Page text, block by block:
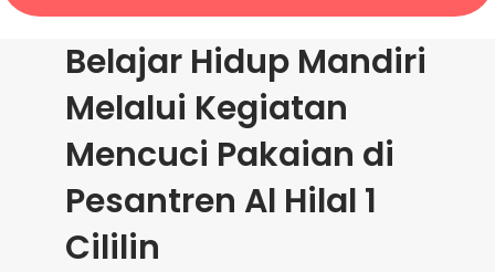
Belajar Hidup Mandiri
Melalui Kegiatan
Mencuci Pakaian di
Pesantren Al Hilal 1
Cililin